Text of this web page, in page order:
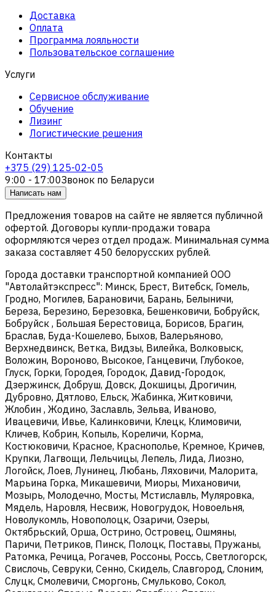
Доставка
Оплата
Программа лояльности
Пользовательское соглашение
Услуги
Сервисное обслуживание
Обучение
Лизинг
Логистические решения
Контакты
+375 (29) 125-02-05
9:00 - 17:00Звонок по Беларуси
Написать нам
Предложения товаров на сайте не является публичной
офертой. Договоры купли-продажи товара
оформляются через отдел продаж. Минимальная сумма
заказа составляет 450 белорусских рублей.
Города доставки транспортной компанией ООО
"Автолайтэкспресс": Минск, Брест, Витебск, Гомель,
Гродно, Могилев, Барановичи, Барань, Белыничи,
Береза, Березино, Березовка, Бешенковичи, Бобруйск,
Бобруйск , Большая Берестовица, Борисов, Брагин,
Браслав, Буда-Кошелево, Быхов, Валерьяново,
Верхнедвинск, Ветка, Видзы, Вилейка, Волковыск,
Воложин, Вороново, Высокое, Ганцевичи, Глубокое,
Глуск, Горки, Городея, Городок, Давид-Городок,
Дзержинск, Добруш, Довск, Докшицы, Дрогичин,
Дубровно, Дятлово, Ельск, Жабинка, Житковичи,
Жлобин , Жодино, Заславль, Зельва, Иваново,
Ивацевичи, Ивье, Калинковичи, Клецк, Климовичи,
Кличев, Кобрин, Копыль, Кореличи, Корма,
Костюковичи, Красное, Краснополье, Кремное, Кричев,
Крупки, Лагвощи, Лельчицы, Лепель, Лида, Лиозно,
Логойск, Лоев, Лунинец, Любань, Ляховичи, Малорита,
Марьина Горка, Микашевичи, Миоры, Михановичи,
Мозырь, Молодечно, Мосты, Мстиславль, Муляровка,
Мядель, Наровля, Несвиж, Новогрудок, Новоельня,
Новолукомль, Новополоцк, Озаричи, Озеры,
Октябрьский, Орша, Острино, Островец, Ошмяны,
Паричи, Петриков, Пинск, Полоцк, Поставы, Пружаны,
Ратомка, Речица, Рогачев, Россоны, Россь, Светлогорск,
Свислочь, Севруки, Сенно, Скидель, Славгород, Слоним,
Слуцк, Смолевичи, Сморгонь, Смульково, Сокол,